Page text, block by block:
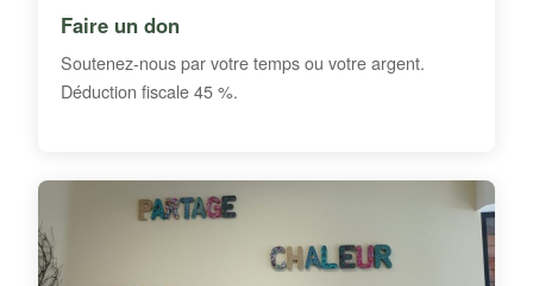
Faire un don
Soutenez-nous par votre temps ou votre argent.
Déduction fiscale 45 %.